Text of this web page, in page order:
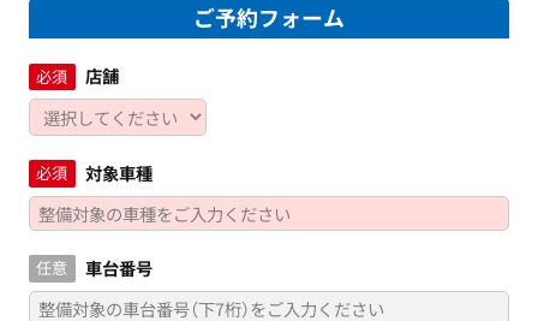
ご予約フォーム
店舗
必須
対象車種
必須
車台番号
任意